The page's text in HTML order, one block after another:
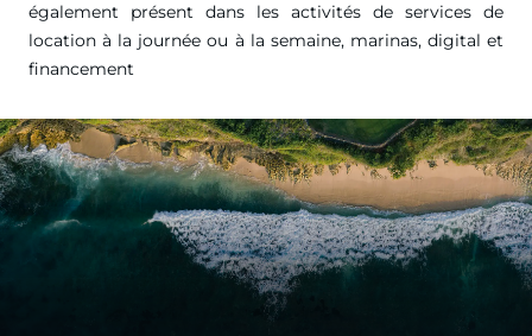
également présent dans les activités de services de
location à la journée ou à la semaine, marinas, digital et
financement